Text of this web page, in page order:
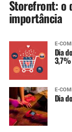
Storefront: o
importância
E-
Dia
E-
Dia